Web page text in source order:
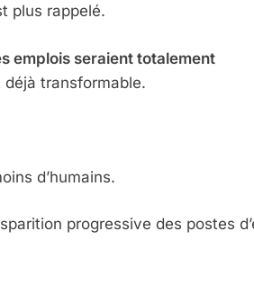
plus rappelé.
emplois seraient totalement
transformable.
d’humains.
progressive des postes